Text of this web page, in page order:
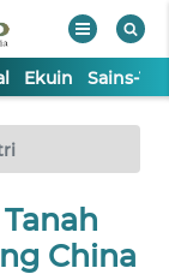
Ekuin Sains-
China